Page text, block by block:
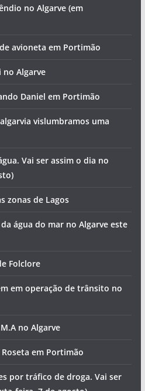
no Algarve (em
avioneta em Portimão
no Algarve
Daniel em Portimão
vislumbramos uma
Vai ser assim o dia no
zonas de Lagos
água do mar no Algarve este
Folclore
em operação de trânsito no
no Algarve
em Portimão
por tráfico de droga. Vai ser